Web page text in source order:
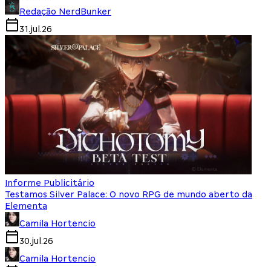
Redação NerdBunker
31.jul.26
Informe Publicitário
Testamos Silver Palace: O novo RPG de mundo aberto da
Elementa
Camila Hortencio
30.jul.26
Camila Hortencio